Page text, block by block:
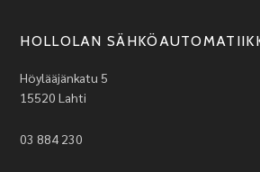
HOLLOLAN
Höylääjänkatu 5
15520 Lahti
03 884 230